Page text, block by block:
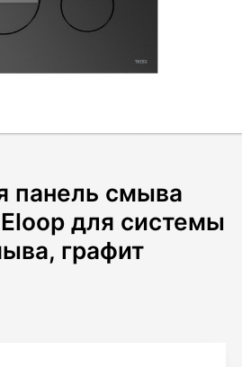
панель смыва
для системы
графит